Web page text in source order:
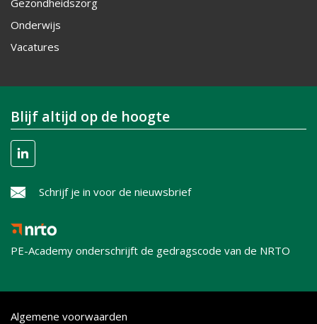
Onderwijs
Vacatures
Blijf altijd op de hoogte
Schrijf je in voor de nieuwsbrief
PE-Academy onderschrijft de gedragscode van de NRTO
Algemene voorwaarden